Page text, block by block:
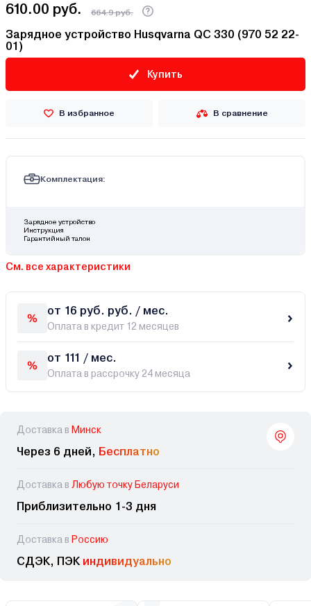
610.00 руб. 664.9 руб.
Зарядное устройство Husqvarna QC 330 (970 52 22-
01)
Купить
В избранное В сравнение
Комплектация:
Зарядное устройство
Инструкция
Гарантийный талон
См. все характеристики
от 16 руб. руб. / мес.
Оплата в кредит 12 месяцев
от 111 / мес.
Оплата в рассрочку 24 месяца
Доставка в Минск
Через 6 дней, Бесплатно
Доставка в Любую точку Беларуси
Приблизительно 1-3 дня
Доставка в Россию
СДЭК, ПЭК индивидуально